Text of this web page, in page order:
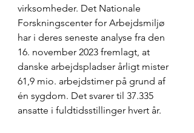
virksomheder. Det Nationale
Forskningscenter for Arbejdsmiljø
har i deres seneste analyse fra den
16. november 2023 fremlagt, at
danske arbejdspladser årligt mister
61,9 mio. arbejdstimer på grund af
én sygdom. Det svarer til 37.335
ansatte i fuldtidsstillinger hvert år.